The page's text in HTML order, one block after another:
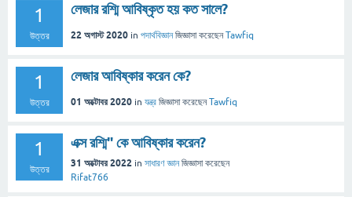
1
উত্তর
লেজার রশ্মি আবিষ্কৃত হয় কত সালে?
22 অগাস্ট 2020 in পদার্থবিজ্ঞান জিজ্ঞাসা করেছেনTawfiq
1
উত্তর
লেজার আবিষ্কার করেন কে?
01 অক্টোবর 2020 in যন্ত্র জিজ্ঞাসা করেছেনTawfiq
1
উত্তর
এক্স রশ্মি" কে আবিষ্কার করেন?
31 অক্টোবর 2022 in সাধারণ জ্ঞান জিজ্ঞাসা করেছেন
Rifat766